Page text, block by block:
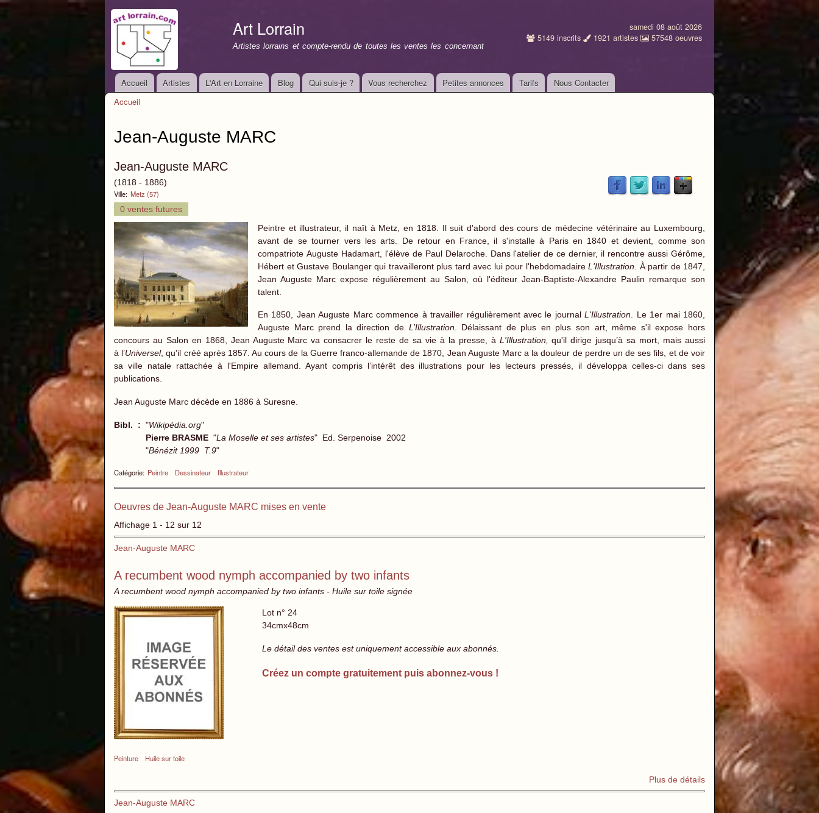
Art Lorrain
Artistes lorrains et compte-rendu de toutes les ventes les concernant
samedi 08 août 2026
5149 inscrits 1921 artistes 57548 oeuvres
Menu principal
Accueil Artistes L'Art en Lorraine Blog Qui suis-je ? Vous recherchez Petites annonces Tarifs Nous Contacter
Accueil
Jean-Auguste MARC
Jean-Auguste MARC
(1818 - 1886)
Ville: Metz (57)
0 ventes futures
Peintre et illustrateur, il naît à Metz, en 1818. Il suit d'abord des cours de médecine vétérinaire au Luxembourg,
avant de se tourner vers les arts. De retour en France, il s'installe à Paris en 1840 et devient, comme son
compatriote Auguste Hadamart, l'élève de Paul Delaroche. Dans l'atelier de ce dernier, il rencontre aussi Gérôme,
Hébert et Gustave Boulanger qui travailleront plus tard avec lui pour l'hebdomadaire L'Illustration . À partir de 1847,
Jean Auguste Marc expose régulièrement au Salon, où l'éditeur Jean-Baptiste-Alexandre Paulin remarque son
talent.
En 1850, Jean Auguste Marc commence à travailler régulièrement avec le journalL'Illustration. Le 1er mai 1860,
Auguste Marc prend la direction de L’Illustration. Délaissant de plus en plus son art, même s'il expose hors
concours au Salon en 1868, Jean Auguste Marc va consacrer le reste de sa vie à la presse, à L'Illustration,qu'il dirige jusqu’à sa mort, mais aussi
à l’Universel, qu'il créé après 1857. Au cours de la Guerre franco-allemande de 1870, Jean Auguste Marc a la douleur de perdre un de ses fils, et de voir
sa ville natale rattachée à l'Empire allemand. Ayant compris l’intérêt des illustrations pour les lecteurs pressés, il développa celles-ci dans ses
publications.
Jean Auguste Marc décède en 1886 à Suresne.
Bibl. : "Wikipédia.org"
Pierre BRASME "La Moselle et ses artistes" Ed. Serpenoise 2002
"Bénézit 1999 T.9"
Catégorie: Peintre Dessinateur Illustrateur
Oeuvres de Jean-Auguste MARC mises en vente
Affichage 1 - 12 sur 12
Jean-Auguste MARC
A recumbent wood nymph accompanied by two infants
A recumbent wood nymph accompanied by two infants - Huile sur toile signée
Peinture Huile sur toile
Lot n° 24
34cmx48cm
Le détail des ventes est uniquement accessible aux abonnés.
Créez un compte gratuitement puis abonnez-vous !
Plus de détails
Jean-Auguste MARC